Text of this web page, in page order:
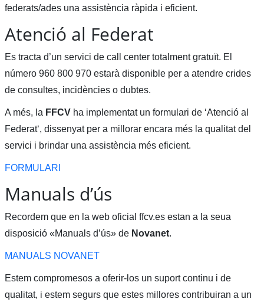
federats/ades una assistència ràpida i eficient.
Atenció al Federat
Es tracta d’un servici de call center totalment gratuït. El
número 960 800 970 estarà disponible per a atendre crides
de consultes, incidències o dubtes.
A més, la FFCV ha implementat un formulari de ‘Atenció al
Federat‘, dissenyat per a millorar encara més la qualitat del
servici i brindar una assistència més eficient.
FORMULARI
Manuals d’ús
Recordem que en la web oficial ffcv.es estan a la seua
disposició «Manuals d’ús» de Novanet.
MANUALS NOVANET
Estem compromesos a oferir-los un suport continu i de
qualitat, i estem segurs que estes millores contribuiran a un